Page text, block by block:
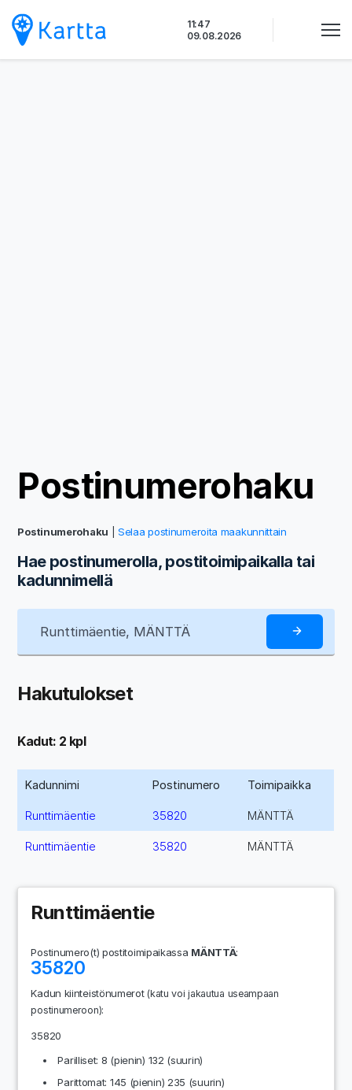
sisältöön
11:47
09.08.2026
Postinumerohaku
Postinumerohaku |Selaa postinumeroita maakunnittain
Hae postinumerolla, postitoimipaikalla tai
kadunnimellä
Hakutulokset
Kadut: 2 kpl
Kadunnimi Postinumero Toimipaikka
Runttimäentie 35820 MÄNTTÄ
Runttimäentie 35820 MÄNTTÄ
Runttimäentie
Postinumero(t) postitoimipaikassa MÄNTTÄ:
35820
Kadun kiinteistönumerot(katu voi jakautua useampaan
postinumeroon):
35820
Parilliset: 8 (pienin) 132 (suurin)
Parittomat: 145 (pienin) 235 (suurin)